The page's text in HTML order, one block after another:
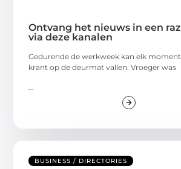
Ontvang het nieuws in een
via deze kanalen
Gedurende de werkweek kan elk
krant op de deurmat vallen. Vroeger was
BUSINESS / DIRECTORIES